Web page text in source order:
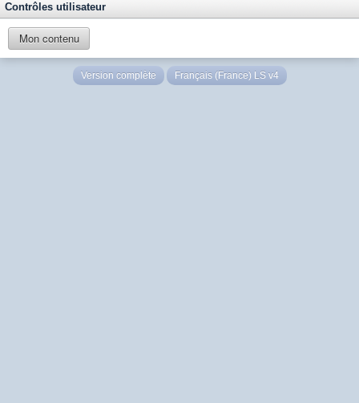
Contrôles utilisateur
Mon contenu
Version complète Français (France) LS v4